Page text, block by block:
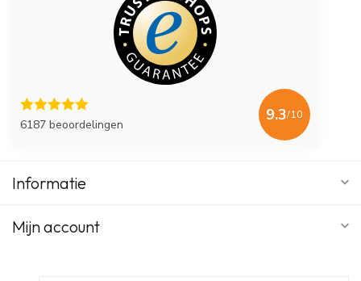
6187 beoordelingen
9.3/10
Informatie
Mijn account